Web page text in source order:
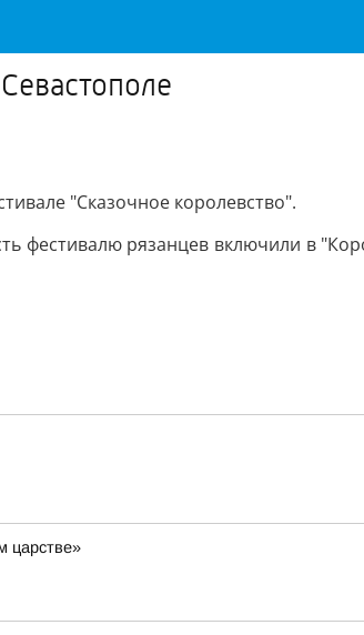
"Сказочное королевство".
фестивалю рязанцев включили в
царстве»